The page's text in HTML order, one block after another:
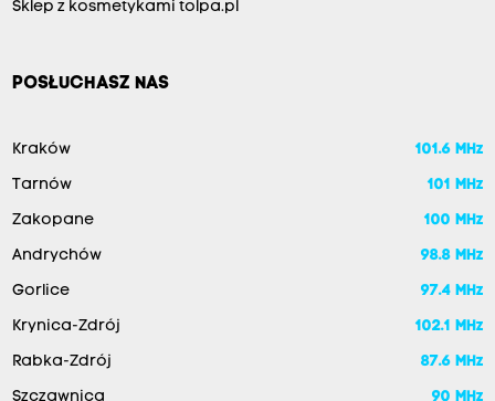
Sklep z kosmetykami tolpa.pl
POSŁUCHASZ NAS
Kraków 101.6 MHz
Tarnów 101 MHz
Zakopane 100 MHz
Andrychów 98.8 MHz
Gorlice 97.4 MHz
Krynica-Zdrój 102.1 MHz
Rabka-Zdrój 87.6 MHz
Szczawnica 90 MHz